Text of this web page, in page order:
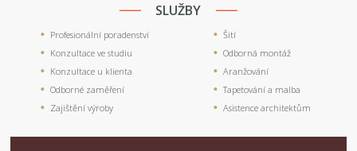
SLUŽBY
Profesionální poradenství
Konzultace ve studiu
Konzultace u klienta
Odborné zaměření
Zajištění výroby
Šití
Odborná montáž
Aranžování
Tapetování a malba
Asistence architektům